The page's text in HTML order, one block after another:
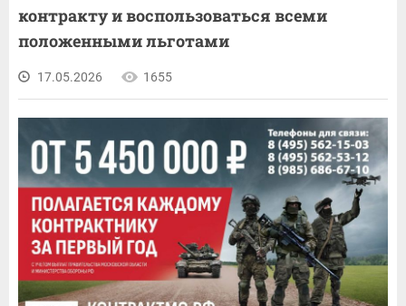
контракту и воспользоваться всеми
положенными льготами
17.05.2026 1655